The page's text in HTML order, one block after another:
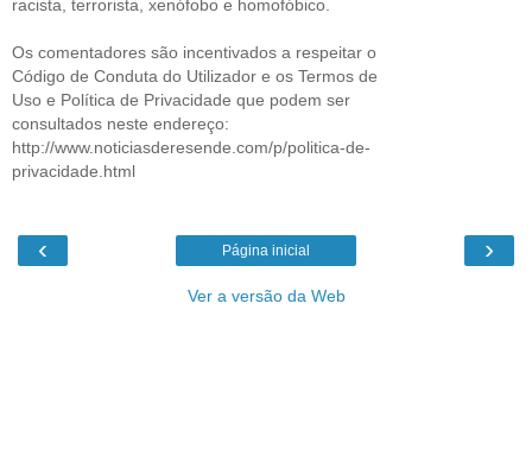
racista, terrorista, xenófobo e homofóbico.
Os comentadores são incentivados a respeitar o
Código de Conduta do Utilizador e os Termos de
Uso e Política de Privacidade que podem ser
consultados neste endereço:
http://www.noticiasderesende.com/p/politica-de-
privacidade.html
‹ ›
Página inicial
Ver a versão da Web